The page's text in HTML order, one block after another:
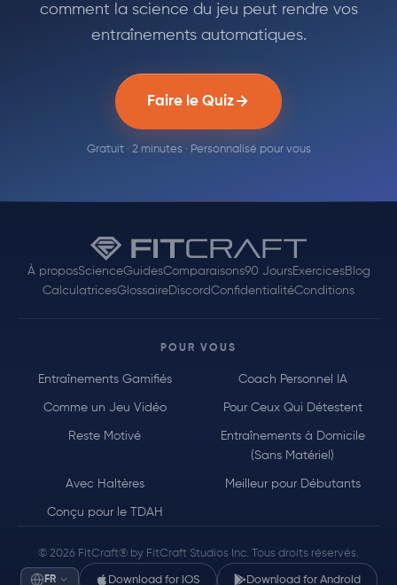
comment la science du jeu peut rendre vos
entraînements automatiques.
Faire le Quiz
Gratuit · 2 minutes · Personnalisé pour vous
À proposScienceGuidesComparaisons90 JoursExercicesBlog
CalculatricesGlossaireDiscordConfidentialitéConditions
POUR VOUS
Entraînements Gamifiés Coach Personnel IA
Comme un Jeu Vidéo Pour Ceux Qui Détestent
Reste Motivé
Entraînements à Domicile
(Sans Matériel)
Avec Haltères Meilleur pour Débutants
Conçu pour le TDAH
© 2026 FitCraft® by FitCraft Studios Inc. Tous droits réservés.
FR Download for iOS Download for Android